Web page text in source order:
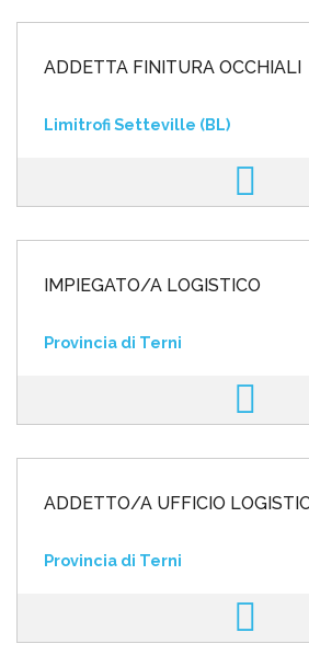
ADDETTA FINITURA OCCHIALI
Limitrofi Setteville (BL)
IMPIEGATO/A LOGISTICO
Provincia di Terni
ADDETTO/A UFFICIO
Provincia di Terni